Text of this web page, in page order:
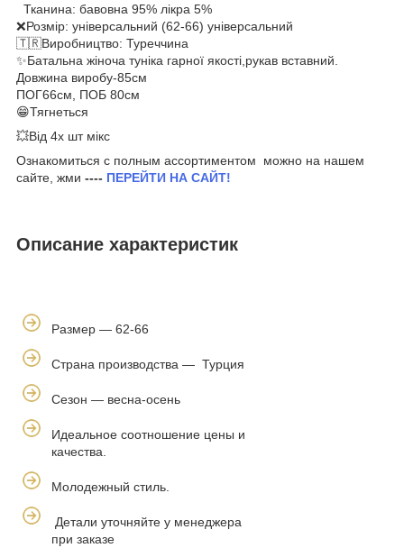
Тканина: бавовна 95% лікра 5%
❌Розмір: універсальний (62-66) універсальний
🇹🇷Виробництво: Туреччина
✨Батальна жіноча туніка гарної якості,рукав вставний.
Довжина виробу-85см
ПОГ66см, ПОБ 80см
😁Тягнеться
💥Від 4х шт мікс
Ознакомиться с полным ассортиментом можно на нашем
сайте, жми ---- ПЕРЕЙТИ НА САЙТ!
Описание характеристик
Размер — 62-66
Страна производства — Турция
Сезон — весна-осень
Идеальное соотношение цены и
качества.
Молодежный стиль.
Детали уточняйте у менеджера
при заказе